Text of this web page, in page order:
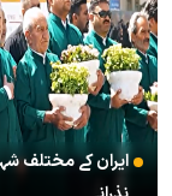
(( آقای شہید ایران
آگئی
شہید رہبر(رح) ایک
شخصیت تھے؛ استاد
رہبرشہید کے وداع
ایران کے مختلف